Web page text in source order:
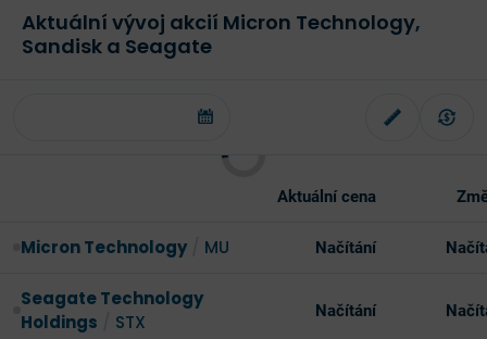
Aktuální vývoj akcií Micron Technology,
Sandisk a Seagate
Aktuální cena
Micron Technology MU Načítání
Seagate Technology
Holdings
STX Načítání